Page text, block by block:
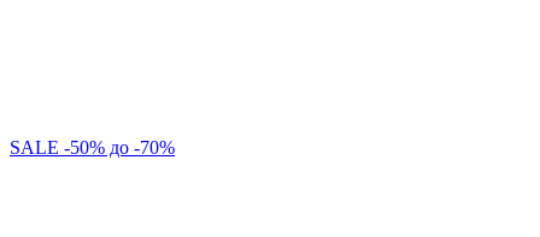
SALE -50% до -70%